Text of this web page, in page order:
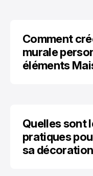
Comment
murale
éléments
Quelles sont
pratiques
sa